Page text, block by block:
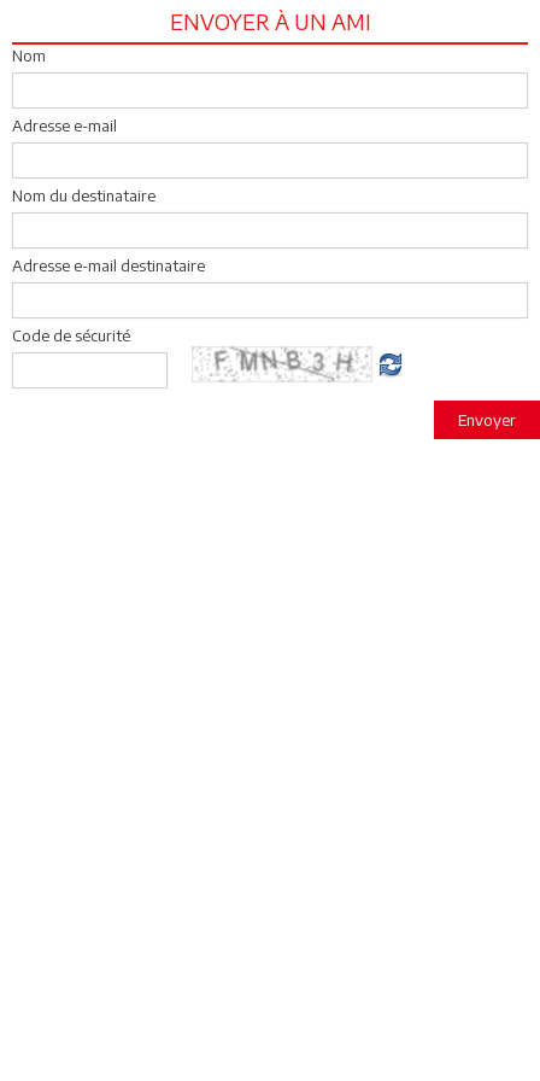
ENVOYER À UN AMI
Nom
Adresse e-mail
Nom du destinataire
Adresse e-mail destinataire
Code de sécurité
Envoyer